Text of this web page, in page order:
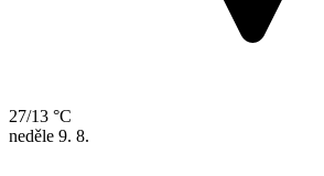
27/13 °C
neděle 9. 8.